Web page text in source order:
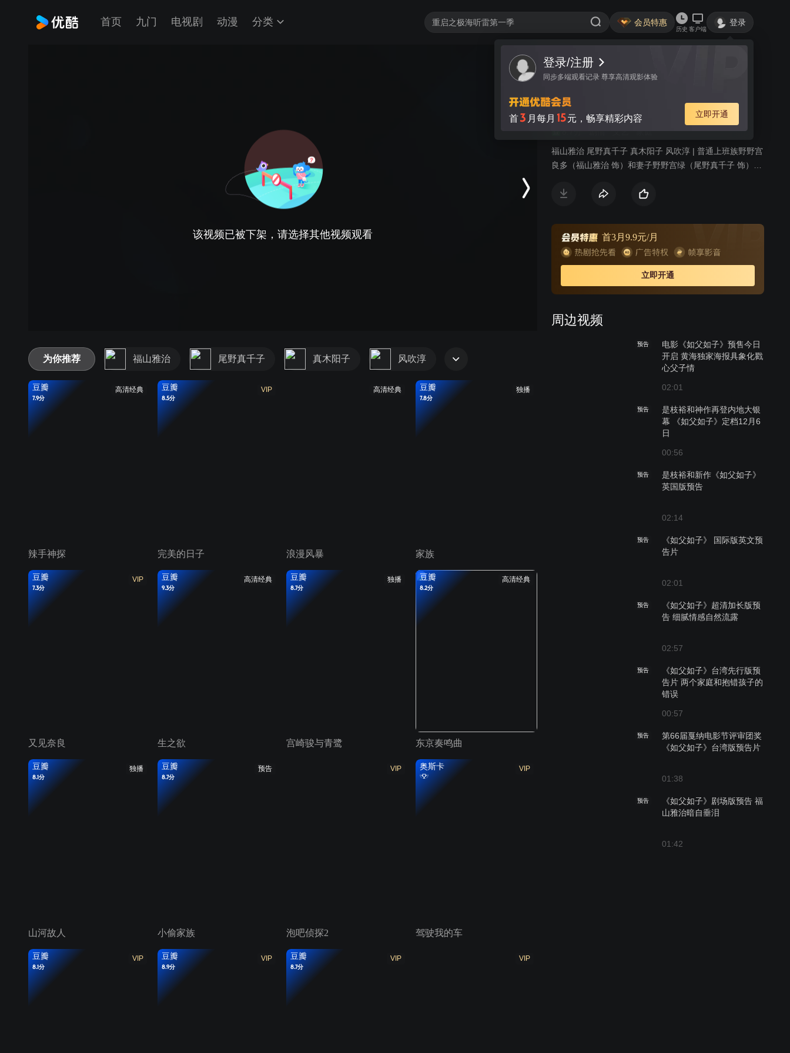
首页 九门 电视剧 动漫 分类 会员特惠
历史 客户端
登录
登录/注册
同步多端观看记录 尊享高清观影体验
首3 月每月 15元，畅享精彩内容 立即开通
该视频已被下架，请选择其他视频观看
视频 讨论
如父如子
文艺 家庭
福山雅治 尾野真千子 真木阳子 风吹淳 | 普通上班族野野宫
良多（福山雅治 饰）和妻子野野宫绿（尾野真千子 饰）结
野野宫庆多（二宫庆多 饰），生活宁静中处处透露着幸
浪尖之上。 原来，庆多并非良多和绿的儿子，而是由
斋木雄大（中川雅也 饰）和尤加利（真木阳子 饰）的爱情
结晶。是朝夕相处的感情珍贵，还是血脉相连的羁绊重
要？面对多年前一个小小误会所酿成的后果，良多和绿不
知该何去何从。而对于雄大、尤加利和两人亦非亲生的孩
路口之前。
首3月9.9元/月
立即开通
周边视频
预告
电影《如父如子》预售今日
开启 黄海独家海报具象化戳
心父子情
02:01
预告
是枝裕和神作再登内地大银
幕 《如父如子》定档12月6
日
00:56
预告
是枝裕和新作《如父如子》
英国版预告
02:14
预告
《如父如子》 国际版英文预
告片
02:01
预告
《如父如子》超清加长版预
告 细腻情感自然流露
02:57
预告
《如父如子》台湾先行版预
告片 两个家庭和抱错孩子的
错误
00:57
预告
第66届戛纳电影节评审团奖
《如父如子》台湾版预告片
01:38
预告
《如父如子》剧场版预告 福
山雅治暗自垂泪
01:42
为你推荐 福山雅治 尾野真千子 真木阳子 风吹淳
高清经典
豆瓣
7.9分
辣手神探
VIP
豆瓣
8.5分
完美的日子
高清经典
浪漫风暴
独播
豆瓣
7.8分
家族
VIP
豆瓣
7.3分
又见奈良
高清经典
豆瓣
9.3分
生之欲
独播
豆瓣
8.7分
宫崎骏与青鹭
高清经典
豆瓣
8.2分
东京奏鸣曲
独播
豆瓣
8.1分
山河故人
预告
豆瓣
8.7分
小偷家族
VIP
泡吧侦探2
VIP
奥斯卡
驾驶我的车
VIP
豆瓣
8.1分
VIP
豆瓣
8.9分
VIP
豆瓣
8.7分
VIP